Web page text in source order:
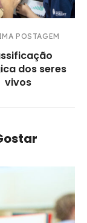
POSTAGEM
dos seres
vivos